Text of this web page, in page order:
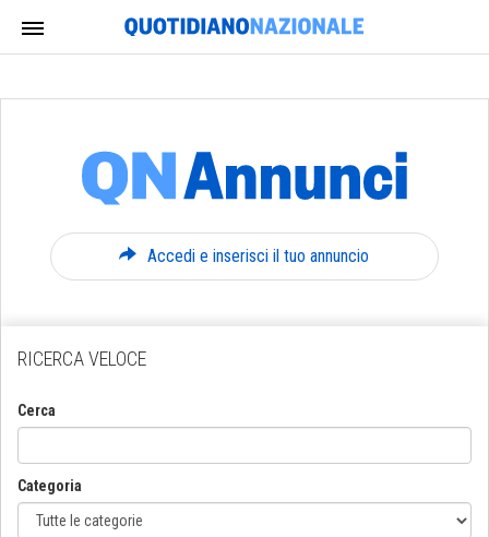
Accedi e inserisci il tuo annuncio
RICERCA VELOCE
Cerca
Categoria